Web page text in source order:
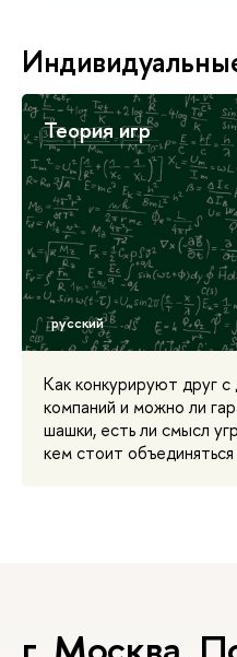
Теория игр
Как конкурируют друг с
компаний и можно ли
шашки, есть ли смысл
кем стоит